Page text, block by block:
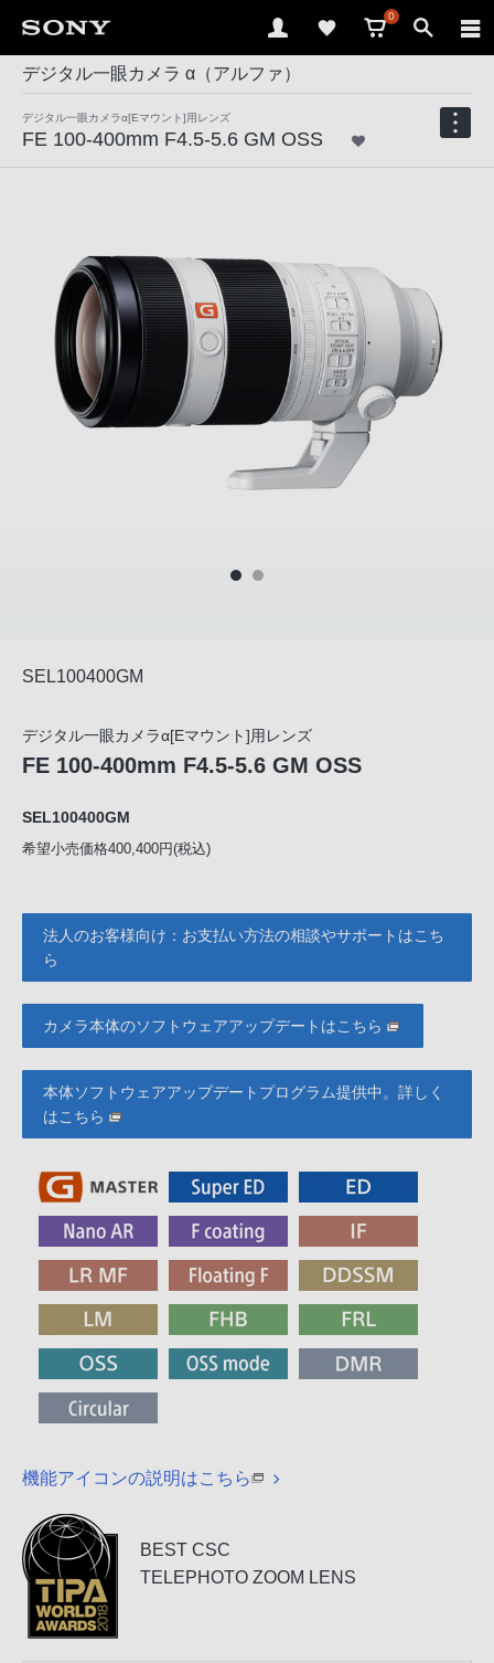
0
デジタル一眼カメラ α（アルファ）
デジタル一眼カメラα[Eマウント]用レンズ
FE 100-400mm F4.5-5.6 GM OSS
SEL100400GM
デジタル一眼カメラα[Eマウント]用レンズ
FE 100-400mm F4.5-5.6 GM OSS
SEL100400GM
希望小売価格400,400円(税込)
法人のお客様向け：お支払い方法の相談やサポートはこち
ら
カメラ本体のソフトウェアアップデートはこちら
本体ソフトウェアアップデートプログラム提供中。詳しく
はこちら
機能アイコンの説明はこちら
BEST CSC
TELEPHOTO ZOOM LENS